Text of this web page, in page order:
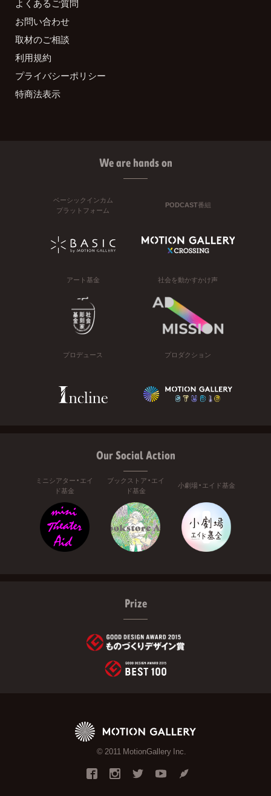
よくあるご質問
お問い合わせ
取材のご相談
利用規約
プライバシーポリシー
特商法表示
We are hands on
ベーシックインカム
プラットフォーム
PODCAST番組
アート基金 社会を動かすかけ声
プロデュース プロダクション
Our Social Action
ミニシアター・エイ
ド基金
ブックストア・エイ
ド基金
小劇場・エイド基金
Prize
© 2011 MotionGallery Inc.